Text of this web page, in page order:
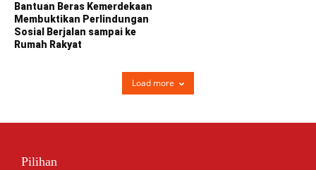
Bantuan Beras Kemerdekaan
Membuktikan Perlindungan
Sosial Berjalan sampai ke
Rumah Rakyat
Load more
Pilihan